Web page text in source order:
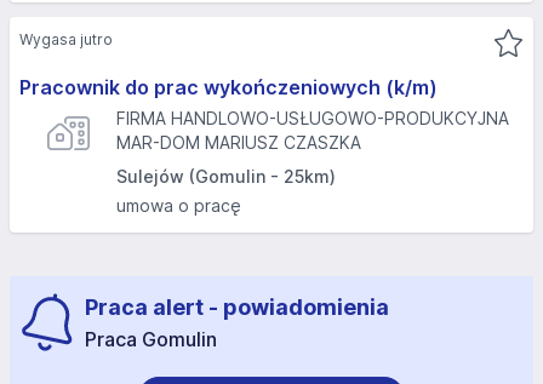
Pracownik do prac wykończeniowych (k/m)
FIRMA HANDLOWO-USŁUGOWO-PRODUKCYJNA
MAR-DOM MARIUSZ CZASZKA
Sulejów (Gomulin - 25km)
umowa o pracę
Wygasa jutro
Praca alert - powiadomienia
Praca Gomulin